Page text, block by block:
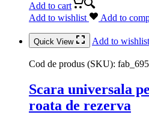
Add to cart
Add to wishlist
Add to
Quick View Add to
Cod de produs (SKU): fab_695
Scara universala
roata de rezerva